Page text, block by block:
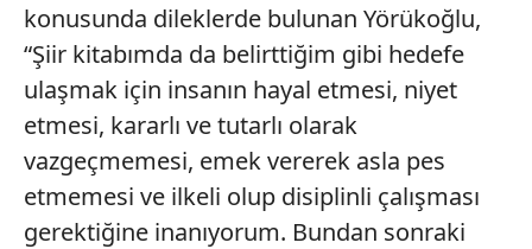
konusunda dileklerde bulunan Yörükoğlu,
“Şiir kitabımda da belirttiğim gibi hedefe
ulaşmak için insanın hayal etmesi, niyet
etmesi, kararlı ve tutarlı olarak
vazgeçmemesi, emek vererek asla pes
etmemesi ve ilkeli olup disiplinli çalışması
gerektiğine inanıyorum. Bundan sonraki